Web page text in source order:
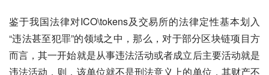
鉴于我国法律对ICO\tokens及交易所的法律定性基本划入
“违法甚至犯罪”的领域之中，那么，对于部分区块链项目方
而言，其一开始就是从事违法活动或者成立后主要活动就是
违法活动，则，该单位就不是刑法意义上的单位，其财产不